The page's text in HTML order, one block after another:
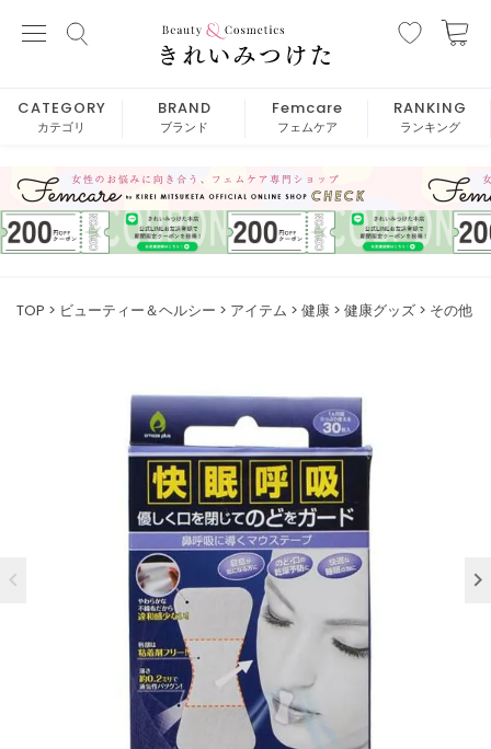
CATEGORY
カテゴリ
BRAND
ブランド
Femcare
フェムケア
RANKING
ランキング
TOP ビューティー＆ヘルシー アイテム 健康 健康グッズ その他